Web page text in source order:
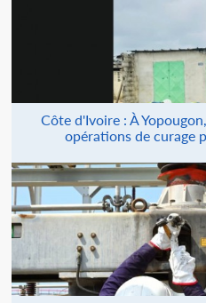
Côte d'Ivoire : À
opérations de curage